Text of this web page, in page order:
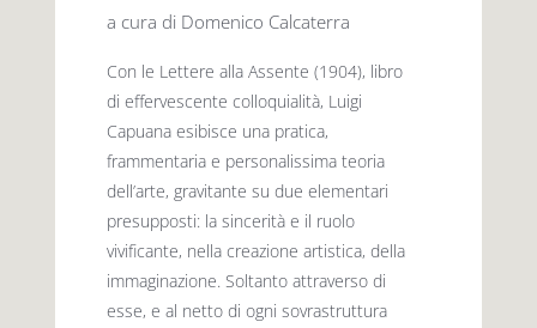
a cura di Domenico Calcaterra
Con le Lettere alla Assente (1904), libro
di effervescente colloquialità, Luigi
Capuana esibisce una pratica,
frammentaria e personalissima teoria
dell’arte, gravitante su due elementari
presupposti: la sincerità e il ruolo
vivificante, nella creazione artistica, della
immaginazione. Soltanto attraverso di
esse, e al netto di ogni sovrastruttura